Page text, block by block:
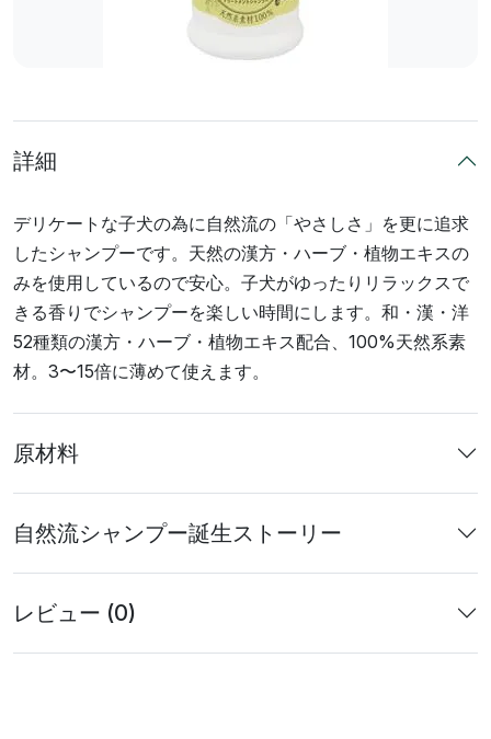
詳細
デリケートな子犬の為に自然流の「やさしさ」を更に追求
したシャンプーです。天然の漢方・ハーブ・植物エキスの
みを使用しているので安心。子犬がゆったりリラックスで
きる香りでシャンプーを楽しい時間にします。和・漢・洋
52種類の漢方・ハーブ・植物エキス配合、100%天然系素
材。3〜15倍に薄めて使えます。
原材料
自然流シャンプー誕生ストーリー
レビュー (0)